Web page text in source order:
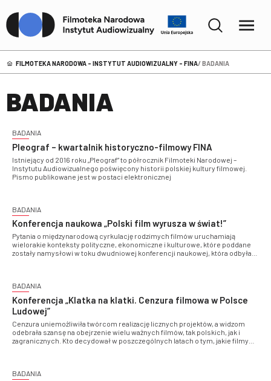
FILMOTEKA NARODOWA – INSTYTUT AUDIOWIZUALNY - FINA BADANIA
BADANIA
BADANIA
Pleograf – kwartalnik historyczno-filmowy FINA
Istniejący od 2016 roku „Pleograf” to półrocznik Filmoteki Narodowej –
Instytutu Audiowizualnego poświęcony historii polskiej kultury filmowej.
Pismo publikowane jest w postaci elektronicznej
BADANIA
Konferencja naukowa „Polski film wyrusza w świat!”
Pytania o międzynarodową cyrkulację rodzimych filmów uruchamiają
wielorakie konteksty polityczne, ekonomiczne i kulturowe, które poddane
zostały namysłowi w toku dwudniowej konferencji naukowej, która odbyła
BADANIA
Konferencja „Klatka na klatki. Cenzura filmowa w Polsce
Ludowej”
Cenzura uniemożliwiła twórcom realizację licznych projektów, a widzom
odebrała szansę na obejrzenie wielu ważnych filmów, tak polskich, jak i
zagranicznych. Kto decydował w poszczególnych latach o tym, jakie filmy
BADANIA